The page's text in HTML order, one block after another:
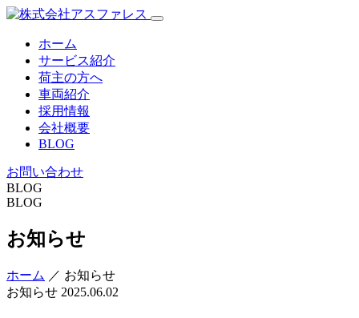
ホーム
サービス紹介
荷主の方へ
車両紹介
採用情報
会社概要
BLOG
お問い合わせ
BLOG
BLOG
お知らせ
ホーム ／ お知らせ
お知らせ 2025.06.02